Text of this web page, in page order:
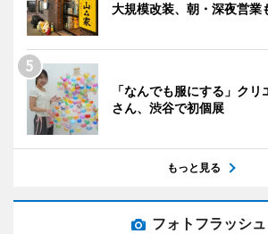
大規模改装、朝・深夜営業
「なんでも服にする」ク
さん、渋谷で初個展
もっと見る
フォトフラッシュ